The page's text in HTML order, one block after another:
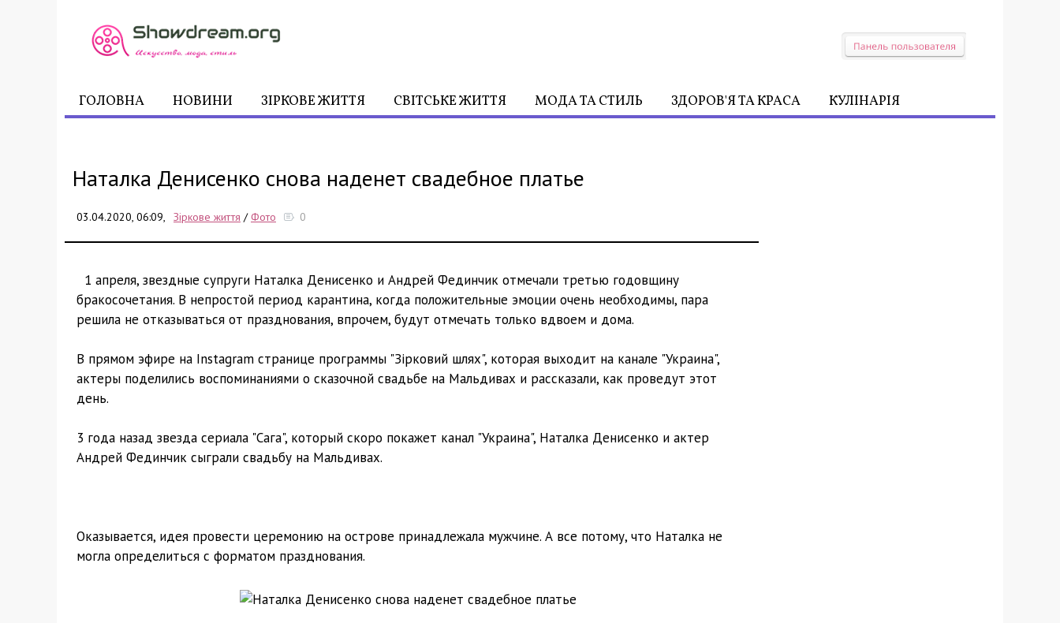
ГОЛОВНА НОВИНИ ЗІРКОВЕ ЖИТТЯ СВІТСЬКЕ ЖИТТЯ МОДА ТА СТИЛЬ ЗДОРОВ'Я ТА КРАСА КУЛІНАРІЯ
Наталка Денисенко снова наденет свадебное платье
03.04.2020, 06:09, Зіркове життя /Фото 0
1 апреля, звездные супруги Наталка Денисенко и Андрей Фединчик отмечали третью годовщину
бракосочетания. В непростой период карантина, когда положительные эмоции очень необходимы, пара
решила не отказываться от празднования, впрочем, будут отмечать только вдвоем и дома.
В прямом эфире на Instagram странице программы "Зірковий шлях", которая выходит на канале "Украина",
актеры поделились воспоминаниями о сказочной свадьбе на Мальдивах и рассказали, как проведут этот
день.
3 года назад звезда сериала "Сага", который скоро покажет канал "Украина", Наталка Денисенко и актер
Андрей Фединчик сыграли свадьбу на Мальдивах.
Оказывается, идея провести церемонию на острове принадлежала мужчине. А все потому, что Наталка не
могла определиться с форматом празднования.